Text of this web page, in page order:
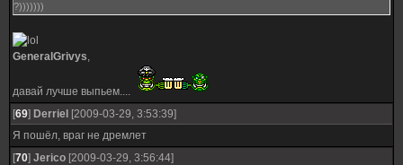
?)))))))
GeneralGrivys,
давай лучше выпьем....
[69] Derriel [2009-03-29, 3:53:39]
Я пошёл, враг не дремлет
[70] Jerico [2009-03-29, 3:56:44]